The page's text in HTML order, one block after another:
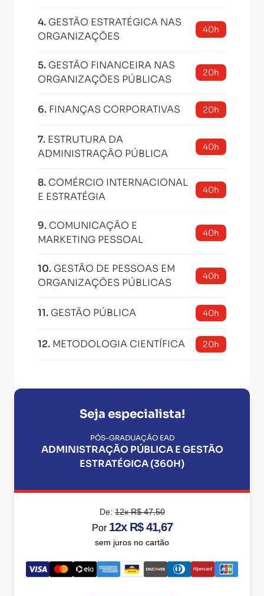
4. GESTÃO ESTRATÉGICA NAS
ORGANIZAÇÕES
40h
5. GESTÃO FINANCEIRA NAS
ORGANIZAÇÕES PÚBLICAS
20h
6. FINANÇAS CORPORATIVAS 20h
7. ESTRUTURA DA
ADMINISTRAÇÃO PÚBLICA
40h
8. COMÉRCIO INTERNACIONAL
E ESTRATÉGIA
40h
9. COMUNICAÇÃO E
MARKETING PESSOAL
40h
10. GESTÃO DE PESSOAS EM
ORGANIZAÇÕES PÚBLICAS
40h
11. GESTÃO PÚBLICA 40h
12. METODOLOGIA CIENTÍFICA 20h
Seja especialista!
PÓS-GRADUAÇÃO EAD
ADMINISTRAÇÃO PÚBLICA E GESTÃO
ESTRATÉGICA (360H)
De:12x R$ 47,50
Por 12x R$ 41,67
sem juros no cartão